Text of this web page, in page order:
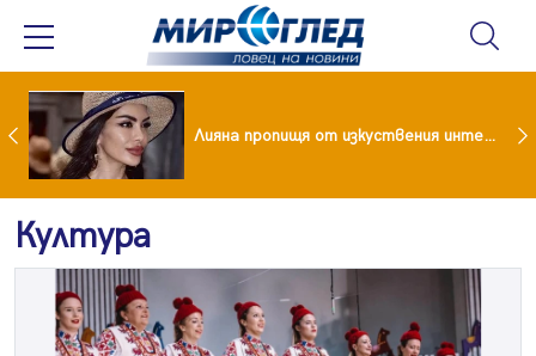
Популярен риалити герой заряза жена си заради друга Лияна пропищя от изкуствения интелект
Култура